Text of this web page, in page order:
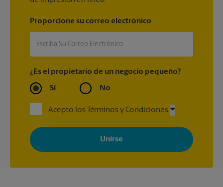
Proporcione su correo electrónico
¿Es el propietario de un negocio pequeño?
Sí No
Acepto los Términos y Condiciones
Al registrarse, acepta recibir correos electrónicos de The UPS
Store con noticias, ofertas especiales, promociones y mensajes
adaptados a sus intereses. Puede darse de baja en cualquier
momento. Para más información, consulte nuestra política de